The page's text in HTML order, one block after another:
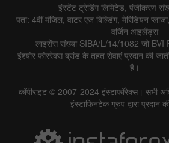
इंस्टेंट ट्रेडिंग लिमिटेड, पंजीकरण
पता: 4वीं मंजिल, वाटर एज बिल्डिंग, मेरिडियन
वर्जिन आइलैंड्स
लाइसेंस संख्या SIBA/L/14/1082 जो BVI
इंश्योर फोररेक्स ब्रांड के तहत सेवाएं प्रदान की
है।
कॉपीराइट © 2007-2024 इंस्टाफॉरेक्स। सभी
इंस्टाफिनटेक ग्रुप द्वारा प्रदान